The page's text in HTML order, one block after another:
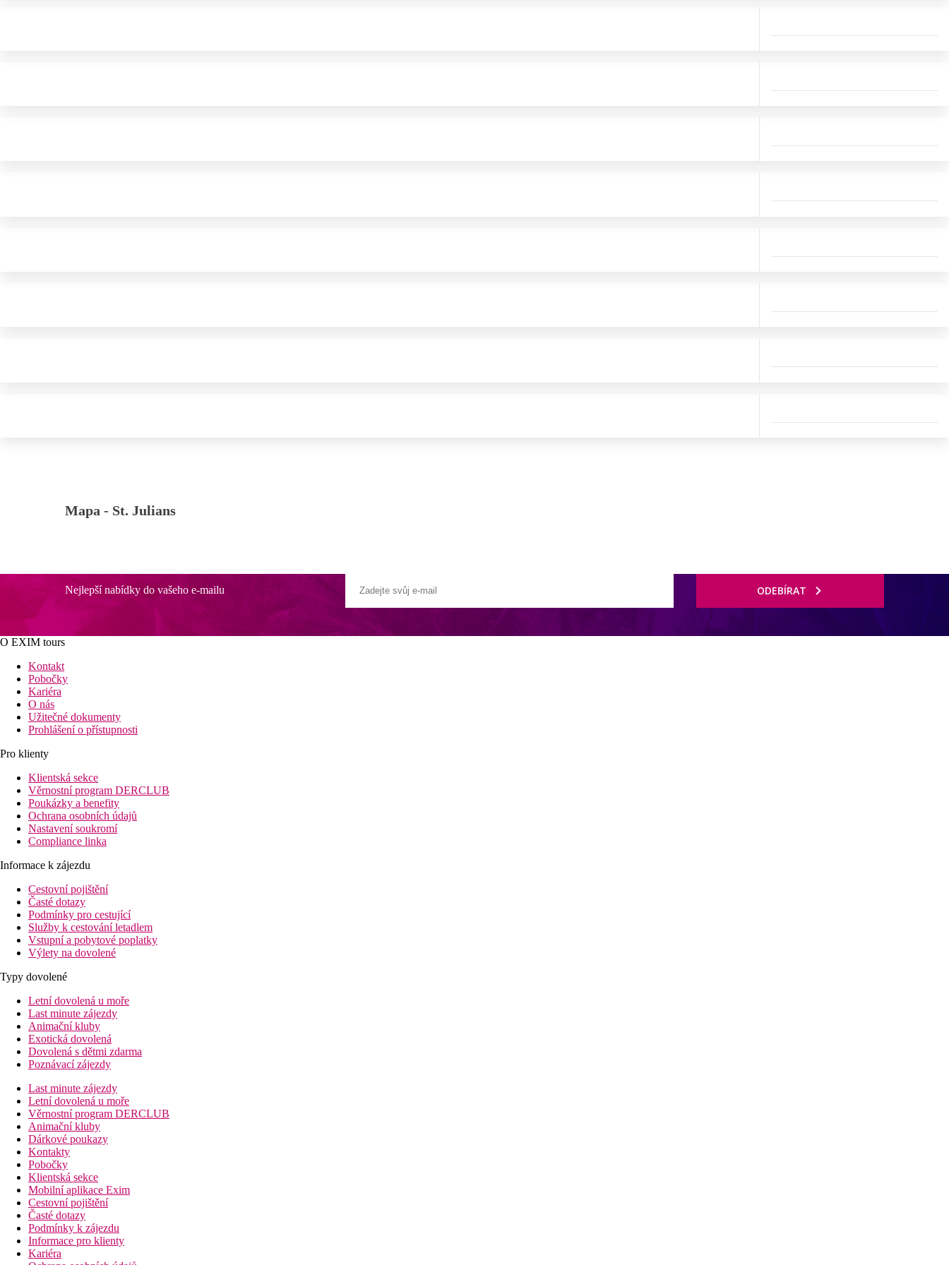
Mapa - St. Julians
Nejlepší nabídky do vašeho e-mailu ODEBÍRAT
O EXIM tours
Kontakt
Pobočky
Kariéra
O nás
Užitečné dokumenty
Prohlášení o přístupnosti
Pro klienty
Klientská sekce
Věrnostní program DERCLUB
Poukázky a benefity
Ochrana osobních údajů
Nastavení soukromí
Compliance linka
Informace k zájezdu
Cestovní pojištění
Časté dotazy
Podmínky pro cestující
Služby k cestování letadlem
Vstupní a pobytové poplatky
Výlety na dovolené
Typy dovolené
Letní dovolená u moře
Last minute zájezdy
Animační kluby
Exotická dovolená
Dovolená s dětmi zdarma
Poznávací zájezdy
Last minute zájezdy
Letní dovolená u moře
Věrnostní program DERCLUB
Animační kluby
Dárkové poukazy
Kontakty
Pobočky
Klientská sekce
Mobilní aplikace Exim
Cestovní pojištění
Časté dotazy
Podmínky k zájezdu
Informace pro klienty
Kariéra